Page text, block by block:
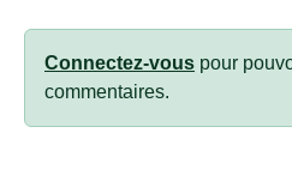
Connectez-vous pour
commentaires.